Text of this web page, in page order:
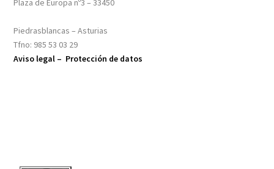
Plaza de Europa nº3 – 33450
Piedrasblancas – Asturias
Tfno: 985 53 03 29
Aviso legal – Protección de datos